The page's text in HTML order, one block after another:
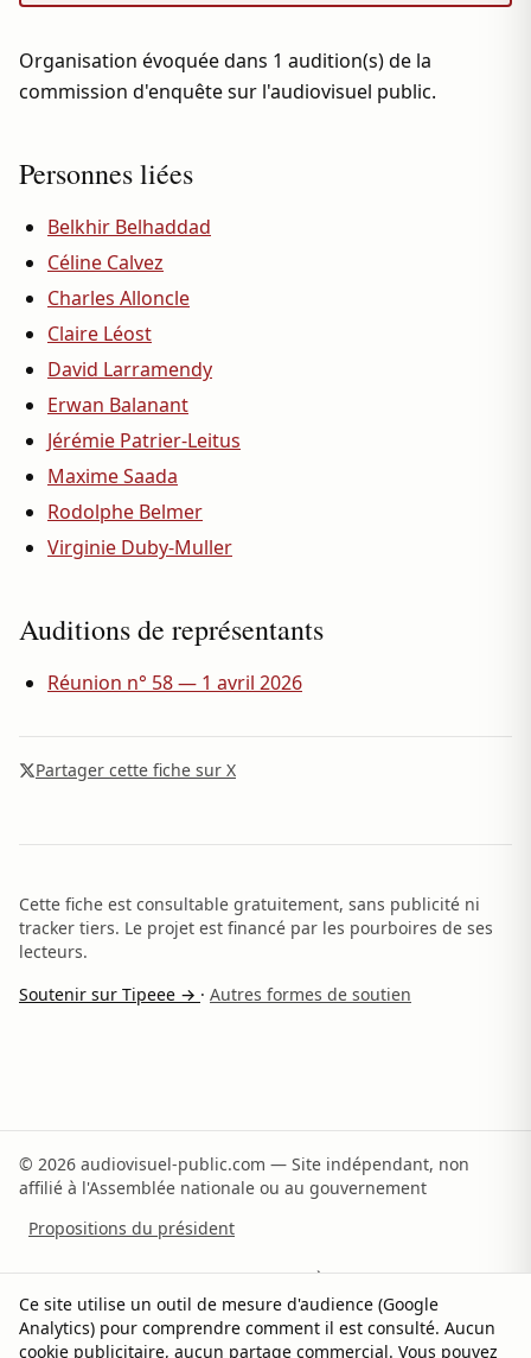
Organisation évoquée dans 1 audition(s) de la
commission d'enquête sur l'audiovisuel public.
Personnes liées
Belkhir Belhaddad
Céline Calvez
Charles Alloncle
Claire Léost
David Larramendy
Erwan Balanant
Jérémie Patrier-Leitus
Maxime Saada
Rodolphe Belmer
Virginie Duby-Muller
Auditions de représentants
Réunion n° 58 — 1 avril 2026
Partager cette fiche sur X
Cette fiche est consultable gratuitement, sans publicité ni
tracker tiers. Le projet est financé par les pourboires de ses
lecteurs.
Soutenir sur Tipeee → · Autres formes de soutien
© 2026 audiovisuel-public.com — Site indépendant, non
affilié à l'Assemblée nationale ou au gouvernement
Propositions du président
Recommandations du rapporteur À propos
Méthodologie Sources Contact Soutenir
Ce site utilise un outil de mesure d'audience (Google
Analytics) pour comprendre comment il est consulté. Aucun
cookie publicitaire, aucun partage commercial. Vous pouvez